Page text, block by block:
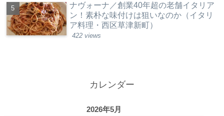
ナヴォーナ／創業40年超の老舗イタリア
ン！素朴な味付けは狙いなのか（イタリ
ア料理・西区草津新町）
422 views
カレンダー
2026年5月